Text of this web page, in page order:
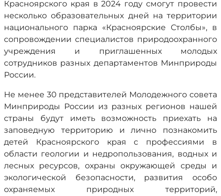
Красноярского края в 2024 году смогут провести
несколько образовательных дней на территории
национального парка «Красноярские Столбы», в
сопровождении специалистов природоохранного
учреждения и приглашенных молодых
сотрудников разных департаментов Минприроды
России.
Не менее 30 представителей Молодежного совета
Минприроды России из разных регионов нашей
страны будут иметь возможность приехать на
заповедную территорию и лично познакомить
детей Красноярского края с профессиями в
области геологии и недропользования, водных и
лесных ресурсов, охраны окружающей среды и
экологической безопасности, развития особо
охраняемых природных территорий,